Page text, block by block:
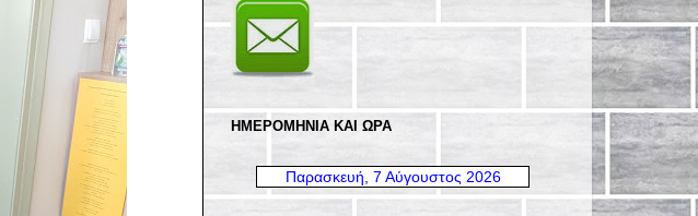
ΗΜΕΡΟΜΗΝΊΑ ΚΑΙ ΩΡΑ